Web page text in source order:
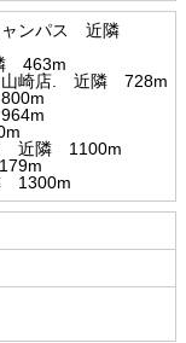
ャンパス 近隣
463m
山崎店. 近隣 728m
近隣 1100m
1300m